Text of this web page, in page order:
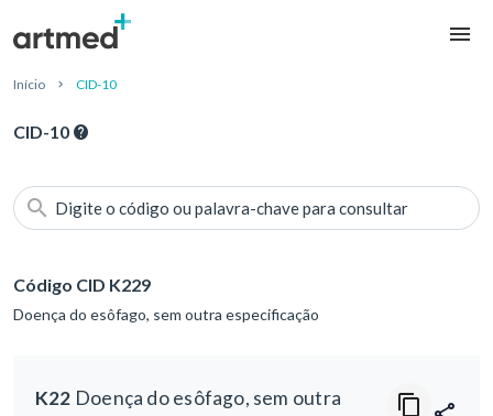
Início CID-10
CID-10
Digite o código ou palavra-chave para consultar
Código CID K229
Doença do esôfago, sem outra especificação
K22 Doença do esôfago, sem outra